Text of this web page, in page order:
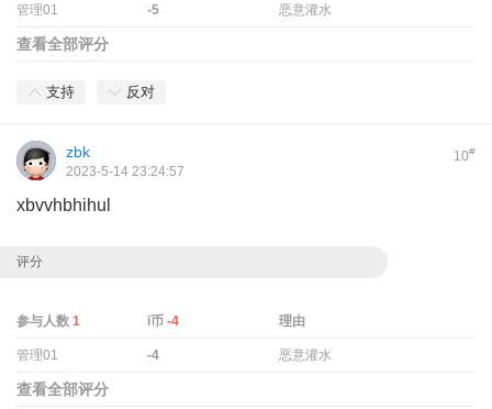
管理01 -5 恶意灌水
查看全部评分
支持 反对
10#
zbk
2023-5-14 23:24:57
xbvvhbhihul
评分
参与人数 1 i币-4 理由
管理01 -4 恶意灌水
查看全部评分